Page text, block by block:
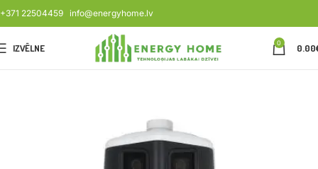
+371 22504459 info@energyhome.lv
IZVĒLNE 0 0.00